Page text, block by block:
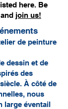
here. Be
join us!
de peinture
dessin et de
des
À côté de
nous
large éventail